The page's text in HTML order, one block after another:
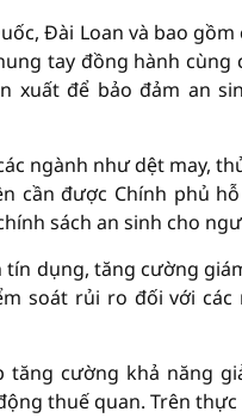
Đài Loan và bao
tay đồng hành cùng
xuất để bảo đảm an
ngành như dệt may,
cần được Chính phủ
sách an sinh cho
dụng, tăng cường
soát rủi ro đối với
tăng cường khả năng
thuế quan. Trên